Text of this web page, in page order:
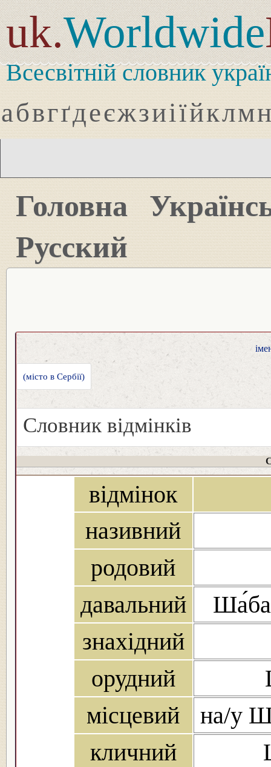
uk.Worldwide
Всесвітній словник
абвгґдеєжзиіїйклмн
Головна
Русский
(місто в Сербії)
Словник відмінків
відмінок
називний
родовий
давальний
знахідний
орудний
місцевий
на/у
кличний